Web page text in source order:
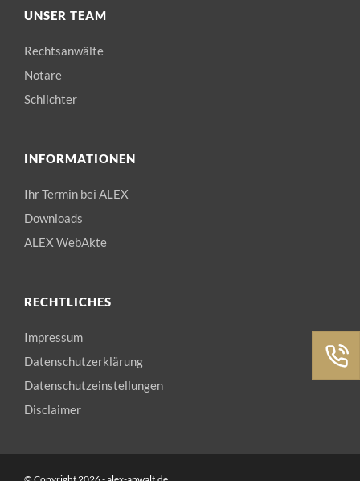
UNSER TEAM
Rechtsanwälte
Notare
Schlichter
INFORMATIONEN
Ihr Termin bei ALEX
Downloads
ALEX WebAkte
RECHTLICHES
Impressum
Datenschutzerklärung
Datenschutzeinstellungen
Disclaimer